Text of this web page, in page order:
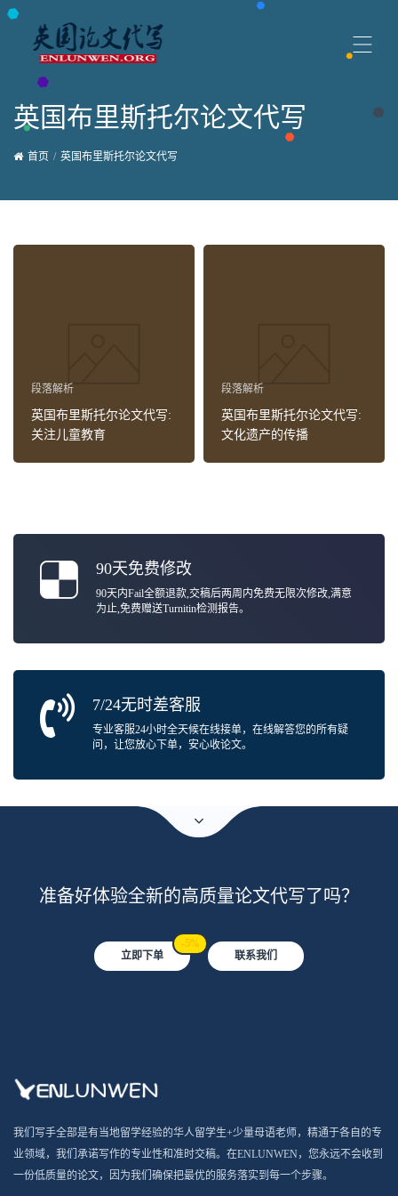
英国布里斯托尔论文代写
首页 英国布里斯托尔论文代写
段落解析
英国布里斯托尔论文代写:
关注儿童教育
段落解析
英国布里斯托尔论文代写:
文化遗产的传播
90天免费修改
90天内Fail全额退款,交稿后两周内免费无限次修改,满意
为止,免费赠送Turnitin检测报告。
7/24无时差客服
专业客服24小时全天候在线接单，在线解答您的所有疑
问，让您放心下单，安心收论文。
准备好体验全新的高质量论文代写了吗？
立即下单
-5%
联系我们
我们写手全部是有当地留学经验的华人留学生+少量母语老师，精通于各自的专
业领域，我们承诺写作的专业性和准时交稿。在ENLUNWEN，您永远不会收到
一份低质量的论文，因为我们确保把最优的服务落实到每一个步骤。